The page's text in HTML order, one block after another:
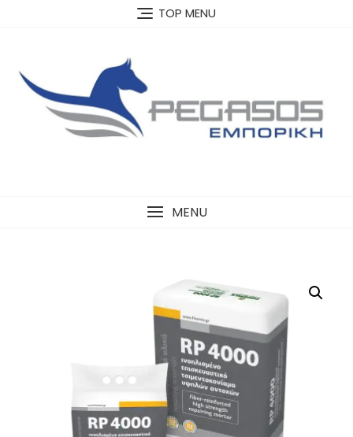
TOP MENU
MENU